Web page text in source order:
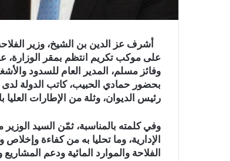
على موكب تكريم انتظم بمقر الوزارة،
وفائز مسلم، المدير العام للسدود
بحضور حمادي الحبيب، كاتب الدولة لدى
رئيس الديوان، وثلة من الإطارات العليا
وفي كلمته بالمناسبة، ثمّن السيد
الإدارية، وما تحليا به من كفاءة
الفلاحة والموارد المائية ودعم المشاريع